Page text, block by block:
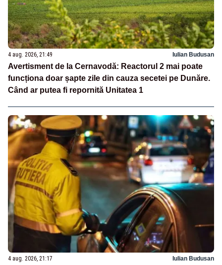
4 aug. 2026, 21:49 Iulian Budusan
Avertisment de la Cernavodă: Reactorul 2 mai poate
funcționa doar șapte zile din cauza secetei pe Dunăre.
Când ar putea fi repornită Unitatea 1
4 aug. 2026, 21:17 Iulian Budusan